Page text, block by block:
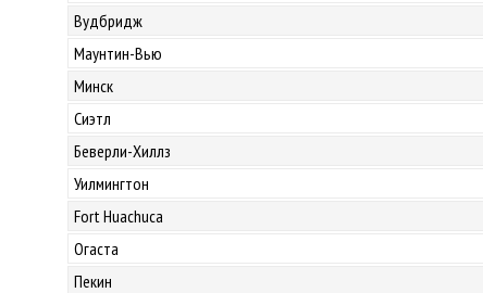
Вудбридж
Маунтин-Вью
Минск
Сиэтл
Беверли-Хиллз
Уилмингтон
Fort Huachuca
Огаста
Пекин